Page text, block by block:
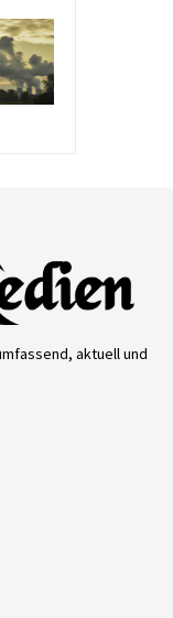
aktuell und